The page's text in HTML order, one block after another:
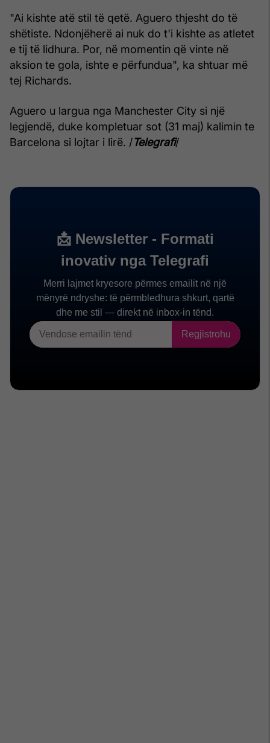
"Ai kishte atë stil të qetë. Aguero thjesht do të
shëtiste. Ndonjëherë ai nuk do t'i kishte as atletet
e tij të lidhura. Por, në momentin që vinte në
aksion te gola, ishte e përfundua", ka shtuar më
tej Richards.
Aguero u largua nga Manchester City si një
legjendë, duke kompletuar sot (31 maj) kalimin te
Barcelona si lojtar i lirë. /Telegrafi/